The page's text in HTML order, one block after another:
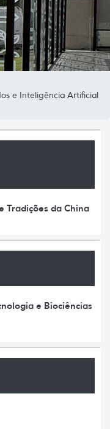
e Inteligência Artificial
Tradições da China
e Biociências